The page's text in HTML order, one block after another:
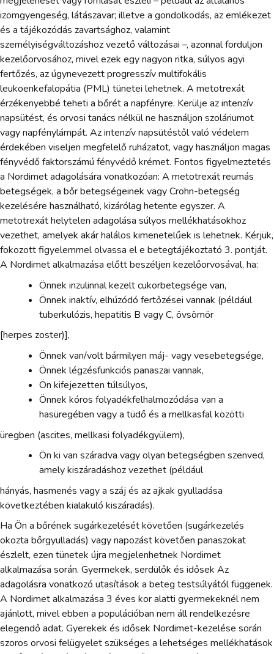
izomgyengeség, látászavar; illetve a gondolkodás, az emlékezet
és a tájékozódás zavartsághoz, valamint
személyiségváltozáshoz vezető változásai –, azonnal forduljon
kezelőorvosához, mivel ezek egy nagyon ritka, súlyos agyi
fertőzés, az úgynevezett progresszív multifokális
leukoenkefalopátia (PML) tünetei lehetnek. A metotrexát
érzékenyebbé teheti a bőrét a napfényre. Kerülje az intenzív
napsütést, és orvosi tanács nélkül ne használjon szoláriumot
vagy napfénylámpát. Az intenzív napsütéstől való védelem
érdekében viseljen megfelelő ruházatot, vagy használjon magas
fényvédő faktorszámú fényvédő krémet. Fontos figyelmeztetés
a Nordimet adagolására vonatkozóan: A metotrexát reumás
betegségek, a bőr betegségeinek vagy Crohn-betegség
kezelésére használható, kizárólag hetente egyszer. A
metotrexát helytelen adagolása súlyos mellékhatásokhoz
vezethet, amelyek akár halálos kimenetelűek is lehetnek. Kérjük,
fokozott figyelemmel olvassa el e betegtájékoztató 3. pontját.
A Nordimet alkalmazása előtt beszéljen kezelőorvosával, ha:
Önnek inzulinnal kezelt cukorbetegsége van,
Önnek inaktív, elhúzódó fertőzései vannak (például
tuberkulózis, hepatitis B vagy C, övsömör
[herpes zoster)],
Önnek van/volt bármilyen máj- vagy vesebetegsége,
Önnek légzésfunkciós panaszai vannak,
Ön kifejezetten túlsúlyos,
Önnek kóros folyadékfelhalmozódása van a
hasüregében vagy a tüdő és a mellkasfal közötti
üregben (ascites, mellkasi folyadékgyülem),
Ön ki van száradva vagy olyan betegségben szenved,
amely kiszáradáshoz vezethet (például
hányás, hasmenés vagy a száj és az ajkak gyulladása
következtében kialakuló kiszáradás).
Ha Ön a bőrének sugárkezelését követően (sugárkezelés
okozta bőrgyulladás) vagy napozást követően panaszokat
észlelt, ezen tünetek újra megjelenhetnek Nordimet
alkalmazása során. Gyermekek, serdülők és idősek Az
adagolásra vonatkozó utasítások a beteg testsúlyától függenek.
A Nordimet alkalmazása 3 éves kor alatti gyermekeknél nem
ajánlott, mivel ebben a populációban nem áll rendelkezésre
elegendő adat. Gyerekek és idősek Nordimet-kezelése során
szoros orvosi felügyelet szükséges a lehetséges mellékhatások